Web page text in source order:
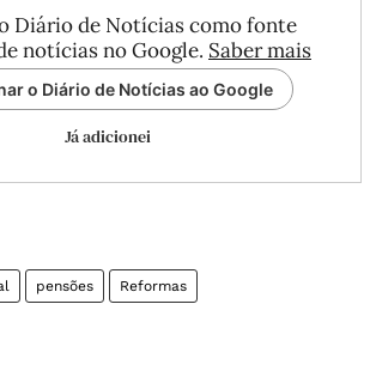
Diário de Notícias como fonte
notícias no Google. Saber mais
o Diário de Notícias ao Google
Já adicionei
pensões Reformas